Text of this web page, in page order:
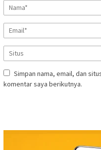
Simpan nama, email, dan
komentar saya berikutnya.